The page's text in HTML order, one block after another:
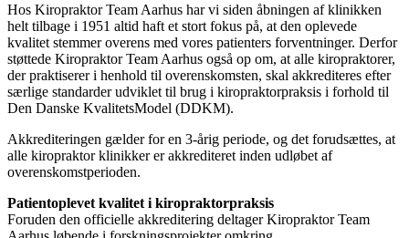
Hos Kiropraktor Team Aarhus har vi siden åbningen af klinikken
helt tilbage i 1951 altid haft et stort fokus på, at den oplevede
kvalitet stemmer overens med vores patienters forventninger. Derfor
støttede Kiropraktor Team Aarhus også op om, at alle kiropraktorer,
der praktiserer i henhold til overenskomsten, skal akkrediteres efter
særlige standarder udviklet til brug i kiropraktorpraksis i forhold til
Den Danske KvalitetsModel (DDKM).
Akkrediteringen gælder for en 3-årig periode, og det forudsættes, at
alle kiropraktor klinikker er akkrediteret inden udløbet af
overenskomstperioden.
Patientoplevet kvalitet i kiropraktorpraksis
Foruden den officielle akkreditering deltager Kiropraktor Team